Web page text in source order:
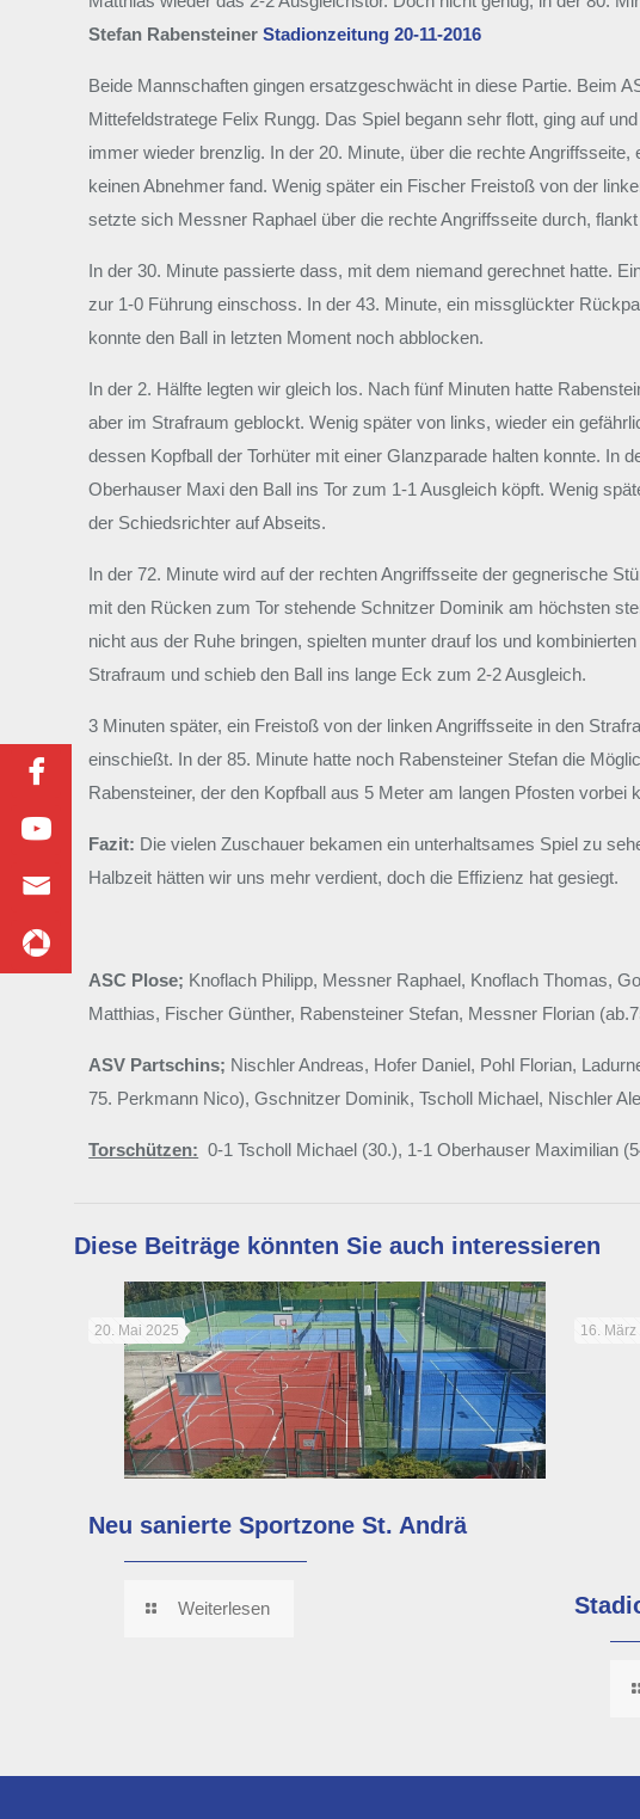
Stefan RabensteinerStadionzeitung 20-11-2016
Beide Mannschaften gingen ersatzgeschwächt in diese Partie. Beim
Mittefeldstratege Felix Rungg. Das Spiel begann sehr flott, ging auf
immer wieder brenzlig. In der 20. Minute, über die rechte
keinen Abnehmer fand. Wenig später ein Fischer Freistoß von der
setzte sich Messner Raphael über die rechte Angriffsseite durch,
In der 30. Minute passierte dass, mit dem niemand gerechnet hatte.
zur 1-0 Führung einschoss. In der 43. Minute, ein missglückter
konnte den Ball in letzten Moment noch abblocken.
In der 2. Hälfte legten wir gleich los. Nach fünf Minuten hatte
aber im Strafraum geblockt. Wenig später von links, wieder ein
dessen Kopfball der Torhüter mit einer Glanzparade halten konnte.
Oberhauser Maxi den Ball ins Tor zum 1-1 Ausgleich köpft. Wenig
der Schiedsrichter auf Abseits.
In der 72. Minute wird auf der rechten Angriffsseite der gegnerische
mit den Rücken zum Tor stehende Schnitzer Dominik am höchsten
nicht aus der Ruhe bringen, spielten munter drauf los und
Strafraum und schieb den Ball ins lange Eck zum 2-2 Ausgleich.
3 Minuten später, ein Freistoß von der linken Angriffsseite in den
einschießt. In der 85. Minute hatte noch Rabensteiner Stefan die
Rabensteiner, der den Kopfball aus 5 Meter am langen Pfosten vorbei
Fazit: Die vielen Zuschauer bekamen ein unterhaltsames Spiel zu
Halbzeit hätten wir uns mehr verdient, doch die Effizienz hat gesiegt.
ASC Plose; Knoflach Philipp, Messner Raphael, Knoflach Thomas,
Matthias, Fischer Günther, Rabensteiner Stefan, Messner Florian
ASV Partschins; Nischler Andreas, Hofer Daniel, Pohl Florian,
75. Perkmann Nico), Gschnitzer Dominik, Tscholl Michael, Nischler
Torschützen: 0-1 Tscholl Michael (30.), 1-1 Oberhauser Maximilian
Diese Beiträge könnten Sie auch interessieren
20. Mai 2025
Neu sanierte Sportzone St. Andrä
Weiterlesen
16. März